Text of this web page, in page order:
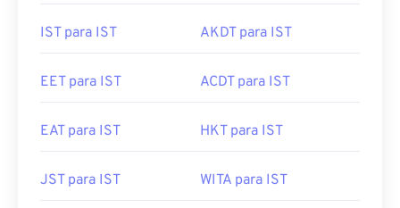
IST para IST AKDT para IST
EET para IST ACDT para IST
EAT para IST HKT para IST
JST para IST WITA para IST